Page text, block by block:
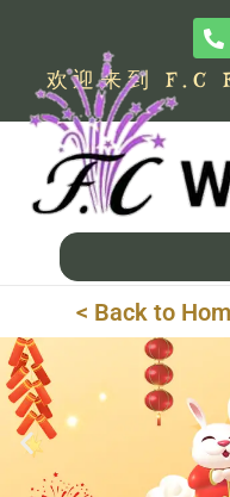
欢迎来到
< Back to